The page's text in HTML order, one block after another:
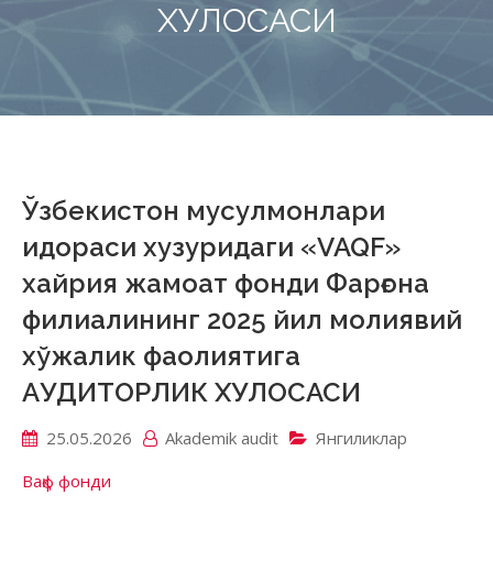
ХУЛОСАСИ
Ўзбекистон мусулмонлари
идораси хузуридаги «VAQF»
хайрия жамоат фонди Фарғона
филиалининг 2025 йил молиявий
хўжалик фаолиятига
АУДИТОРЛИК ХУЛОСАСИ
25.05.2026 Akademik аudit
Янгиликлар
Вақф фонди